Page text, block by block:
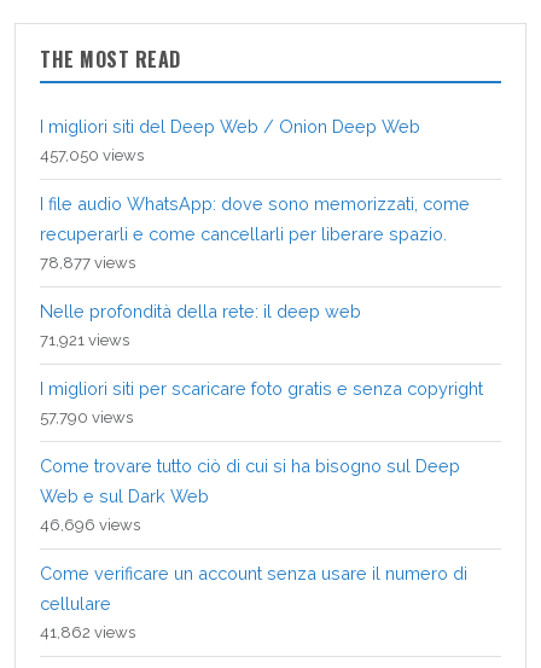
THE MOST READ
I migliori siti del Deep Web / Onion Deep Web
457,050 views
I file audio WhatsApp: dove sono memorizzati, come
recuperarli e come cancellarli per liberare spazio.
78,877 views
Nelle profondità della rete: il deep web
71,921 views
I migliori siti per scaricare foto gratis e senza copyright
57,790 views
Come trovare tutto ciò di cui si ha bisogno sul Deep
Web e sul Dark Web
46,696 views
Come verificare un account senza usare il numero di
cellulare
41,862 views